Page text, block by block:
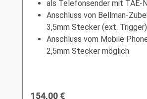
als Telefonsender mit TAE-
Anschluss von Bellman-
3,5mm Stecker (ext.
Anschluss vom Mobile
2,5mm Stecker möglich
Regulärer Preis:
154,00 €